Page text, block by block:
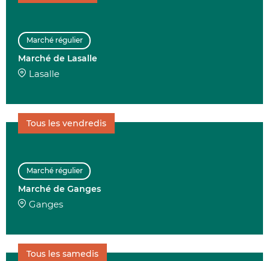
Marché régulier
Marché de Lasalle
Lasalle
Marché régulier
Marché de Ganges
Ganges
Tous les vendredis
Tous les samedis